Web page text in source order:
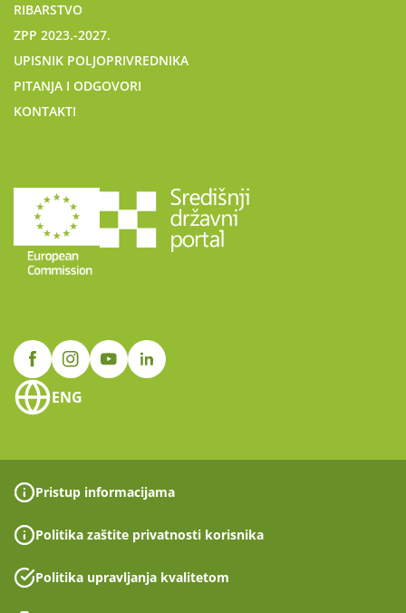
RIBARSTVO
ZPP 2023.-2027.
UPISNIK POLJOPRIVREDNIKA
PITANJA I ODGOVORI
KONTAKTI
ENG
Pristup informacijama
Politika zaštite privatnosti korisnika
Politika upravljanja kvalitetom